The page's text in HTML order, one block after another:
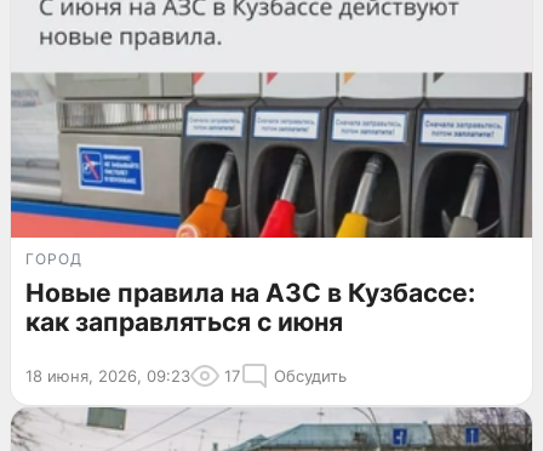
ГОРОД
Новые правила на АЗС в Кузбассе:
как заправляться с июня
18 июня, 2026, 09:23 17 Обсудить